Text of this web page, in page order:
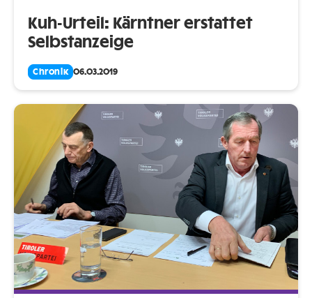
Kuh-Urteil: Kärntner erstattet
Selbstanzeige
Chronik 06.03.2019